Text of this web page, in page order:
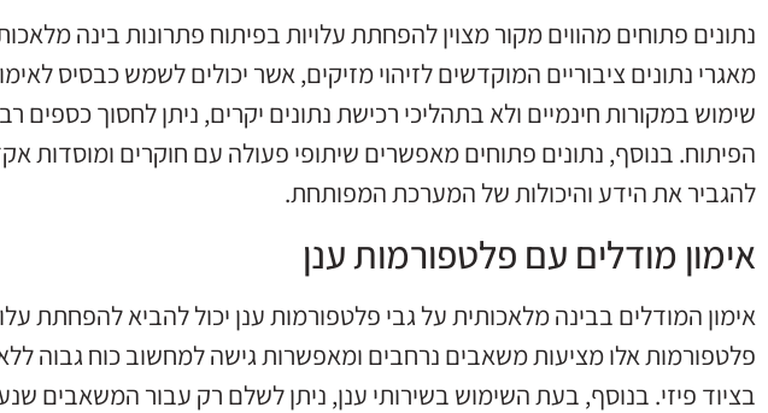
נתונים פתוחים מהווים מקור מצוין להפחתת עלויות בפיתוח פתרונות בינה
מאגרי נתונים ציבוריים המוקדשים לזיהוי מזיקים, אשר יכולים לשמש כבסיס
שימוש במקורות חינמיים ולא בתהליכי רכישת נתונים יקרים, ניתן לחסוך כספים
הפיתוח. בנוסף, נתונים פתוחים מאפשרים שיתופי פעולה עם חוקרים ומוסדות
להגביר את הידע והיכולות של המערכת המפותחת.
אימון מודלים עם פלטפורמות ענן
אימון המודלים בבינה מלאכותית על גבי פלטפורמות ענן יכול להביא להפחתת
פלטפורמות אלו מציעות משאבים נרחבים ומאפשרות גישה למחשוב כוח גבוה
בציוד פיזי. בנוסף, בעת השימוש בשירותי ענן, ניתן לשלם רק עבור המשאבים